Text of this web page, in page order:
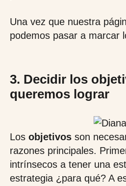
Una vez que nuestra
podemos pasar a marcar
3. Decidir los
queremos lograr
Los objetivos son
razones principales.
intrínsecos a tener una
estrategia ¿para qué? A